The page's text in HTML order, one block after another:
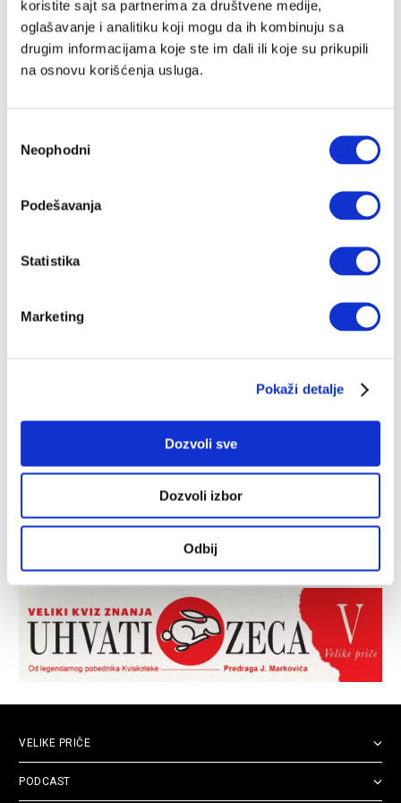
koristite sajt sa partnerima za društvene medije,
oglašavanje i analitiku koji mogu da ih kombinuju sa
drugim informacijama koje ste im dali ili koje su prikupili
na osnovu korišćenja usluga.
сагласности
Neophodni
Podešavanja
Statistika
Marketing
Pokaži detalje
Dozvoli sve
Dozvoli izbor
Odbij
VELIKE PRIČE
PODCAST